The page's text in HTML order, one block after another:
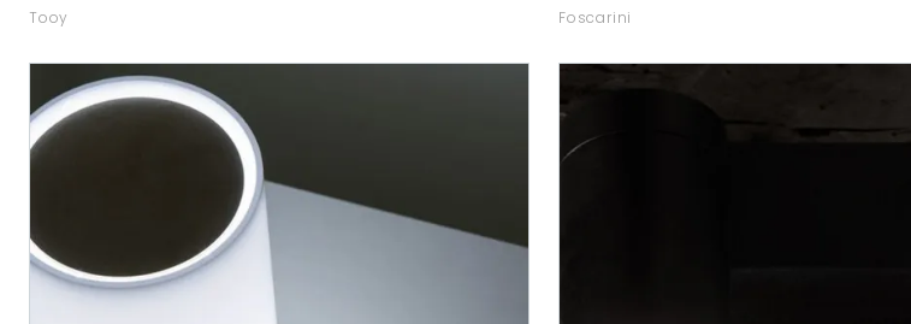
Tooy Foscarini